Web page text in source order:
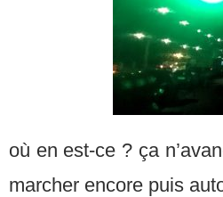
où en est-ce ? ça
marcher encore puis